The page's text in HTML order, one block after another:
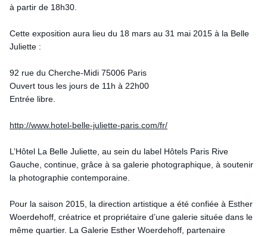
à partir de 18h30.
Cette exposition aura lieu du 18 mars au 31 mai 2015 à la Belle
Juliette :
92 rue du Cherche-Midi 75006 Paris
Ouvert tous les jours de 11h à 22h00
Entrée libre.
http://www.hotel-belle-juliette-paris.com/fr/
L’Hôtel La Belle Juliette, au sein du label Hôtels Paris Rive
Gauche, continue, grâce à sa galerie photographique, à soutenir
la photographie contemporaine.
Pour la saison 2015, la direction artistique a été confiée à Esther
Woerdehoff, créatrice et propriétaire d’une galerie située dans le
même quartier. La Galerie Esther Woerdehoff, partenaire